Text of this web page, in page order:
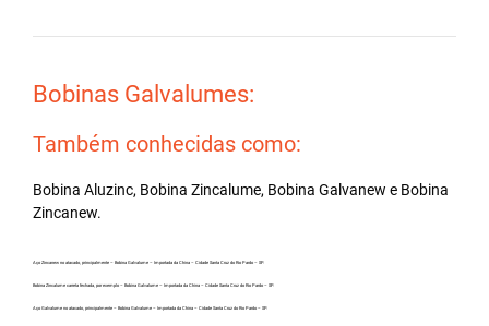
Bobinas Galvalumes:
Também conhecidas como:
Bobina Aluzinc, Bobina Zincalume, Bobina Galvanew e Bobina
Zincanew.
Aço Zincanew no atacado, principalmente – Bobina Galvalume – Importada da China – Cidade Santa Cruz do Rio Pardo – SP.
Bobina Zincalume carreta fechada, por exemplo – Bobina Galvalume – Importada da China – Cidade Santa Cruz do Rio Pardo – SP.
Aço Galvalume no atacado, principalmente – Bobina Galvalume – Importada da China – Cidade Santa Cruz do Rio Pardo – SP.